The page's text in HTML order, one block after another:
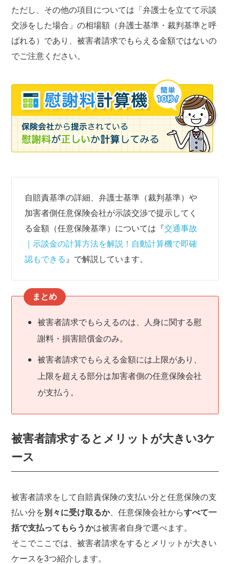
ただし、その他の項目については「弁護士を立てて示談
交渉をした場合」の相場額（弁護士基準・裁判基準と呼
ばれる）であり、被害者請求でもらえる金額ではないの
でご注意ください。
自賠責基準の詳細、弁護士基準（裁判基準）や
加害者側任意保険会社が示談交渉で提示してく
る金額（任意保険基準）については『交通事故
｜示談金の計算方法を解説！自動計算機で即確
認もできる 』で解説しています。
まとめ
被害者請求でもらえるのは、人身に関する慰
謝料・損害賠償金のみ。
被害者請求でもらえる金額には上限があり、
上限を超える部分は加害者側の任意保険会社
が支払う。
被害者請求するとメリットが大きい3ケ
ース
被害者請求をして自賠責保険の支払い分と任意保険の支
払い分を別々に受け取るか、任意保険会社からすべて一
括で支払ってもらうかは被害者自身で選べます。
そこでここでは、被害者請求をするとメリットが大きい
ケースを3つ紹介します。